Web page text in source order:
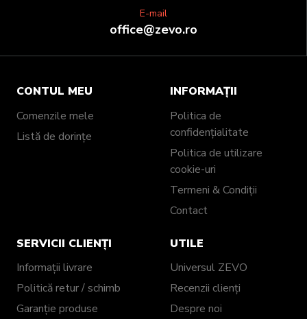
E-mail
office@zevo.ro
CONTUL MEU
Comenzile mele
Listă de dorințe
INFORMAȚII
Politica de
confidențialitate
Politica de utilizare
cookie-uri
Termeni & Condiții
Contact
SERVICII CLIENȚI
Informații livrare
Politică retur / schimb
Garanție produse
UTILE
Universul ZEVO
Recenzii clienți
Despre noi